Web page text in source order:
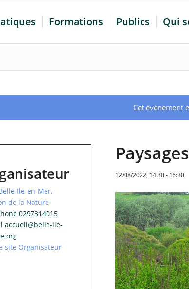
Formations Publics Qui
Cet évènement
12/08/2022, 14:30- 16:30
Ile-en-Mer,
de la Nature
0297314015
accueil@belle-ile-
site Organisateur